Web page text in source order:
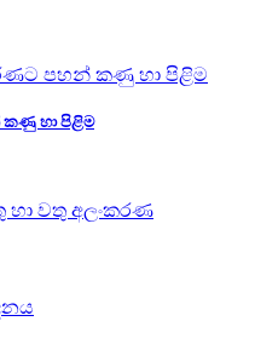
කණු හා පිළිම
හා වතු අලංකරණ